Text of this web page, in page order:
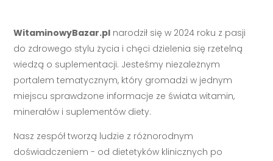
WitaminowyBazar.pl narodził się w 2024 roku z pasji
do zdrowego stylu życia i chęci dzielenia się rzetelną
wiedzą o suplementacji. Jesteśmy niezależnym
portalem tematycznym, który gromadzi w jednym
miejscu sprawdzone informacje ze świata witamin,
minerałów i suplementów diety.
Nasz zespół tworzą ludzie z różnorodnym
doświadczeniem - od dietetyków klinicznych po